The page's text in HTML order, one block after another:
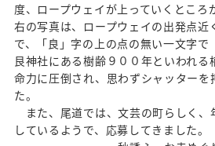
度、ロープウェイが上っていくところ
右の写真は、ロープウェイの出発点近
で、「良」字の上の点の無い一文字で
艮神社にある樹齢９００年といわれる
命力に圧倒され、思わずシャッターを
た。
また、尾道では、文芸の町らしく、
しているようで、応募してきました。